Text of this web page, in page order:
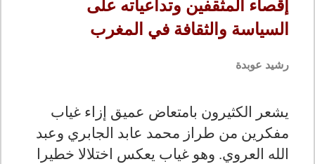
إقصاء المثقفين وتداعياته على
السياسة والثقافة في المغرب
رشيد عوبدة
يشعر الكثيرون بامتعاض عميق إزاء غياب
مفكرين من طراز محمد عابد الجابري وعبد
الله العروي. وهو غياب يعكس اختلالا خطيرا